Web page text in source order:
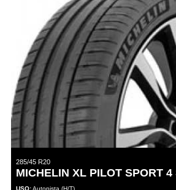
285/45 R20
MICHELIN XL PILOT SPORT 4
USO:Autopista (H/T)